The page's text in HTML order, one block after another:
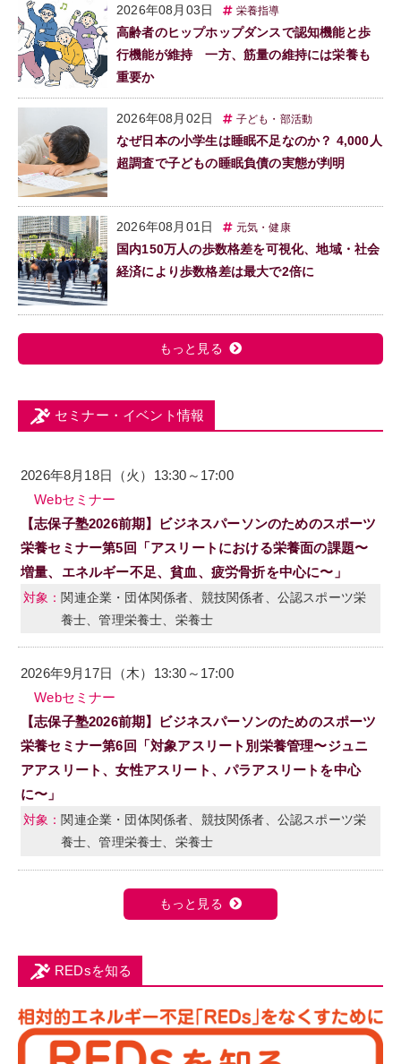
2026年08月03日 栄養指導
高齢者のヒップホップダンスで認知機能と歩
行機能が維持 一方、筋量の維持には栄養も
重要か
2026年08月02日 子ども・部活動
なぜ日本の小学生は睡眠不足なのか？ 4,000人
超調査で子どもの睡眠負債の実態が判明
2026年08月01日 元気・健康
国内150万人の歩数格差を可視化、地域・社会
経済により歩数格差は最大で2倍に
もっと見る
セミナー・イベント情報
2026年8月18日（火）13:30～17:00
Webセミナー
【志保子塾2026前期】ビジネスパーソンのためのスポーツ
栄養セミナー第5回「アスリートにおける栄養面の課題〜
増量、エネルギー不足、貧血、疲労骨折を中心に〜」
関連企業・団体関係者、競技関係者、公認スポーツ栄
養士、管理栄養士、栄養士
2026年9月17日（木）13:30～17:00
Webセミナー
【志保子塾2026前期】ビジネスパーソンのためのスポーツ
栄養セミナー第6回「対象アスリート別栄養管理〜ジュニ
アアスリート、女性アスリート、パラアスリートを中心
に〜」
関連企業・団体関係者、競技関係者、公認スポーツ栄
養士、管理栄養士、栄養士
もっと見る
REDsを知る